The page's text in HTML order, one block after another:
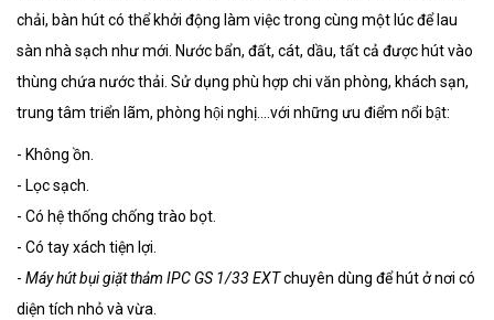
chải, bàn hút có thể khởi động làm việc trong cùng một lúc để lau
sàn nhà sạch như mới. Nước bẩn, đất, cát, dầu, tất cả được hút vào
thùng chứa nước thải. Sử dụng phù hợp chi văn phòng, khách sạn,
trung tâm triển lãm, phòng hội nghị....với những ưu điểm nổi bật:
- Không ồn.
- Lọc sạch.
- Có hệ thống chống trào bọt.
- Có tay xách tiện lợi.
- Máy hút bụi giặt thảm IPC GS 1/33 EXTchuyên dùng để hút ở nơi có
diện tích nhỏ và vừa.